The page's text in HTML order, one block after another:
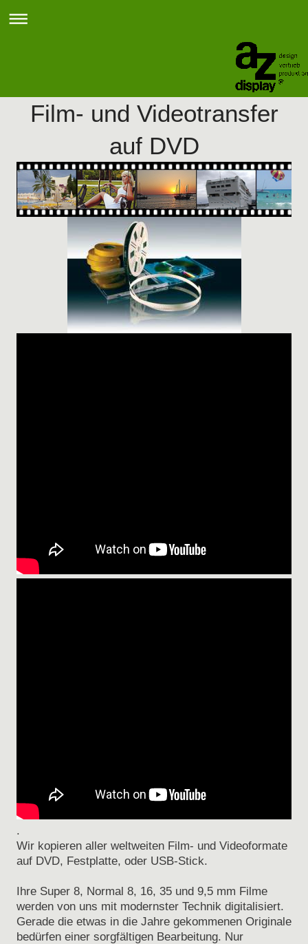
Film- und Videotransfer
auf DVD
.
Wir kopieren aller weltweiten Film- und Videoformate
auf DVD, Festplatte, oder USB-Stick.
Ihre Super 8, Normal 8, 16, 35 und 9,5 mm Filme
werden von uns mit modernster Technik digitalisiert.
Gerade die etwas in die Jahre gekommenen Originale
bedürfen einer sorgfältigen Bearbeitung. Nur